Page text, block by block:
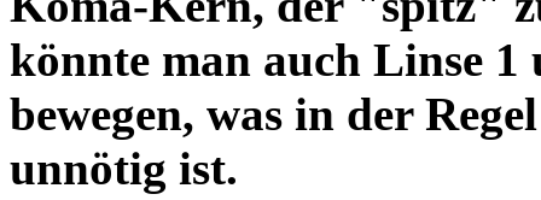
könnte man auch Linse
bewegen, was in der Regel
unnötig ist.